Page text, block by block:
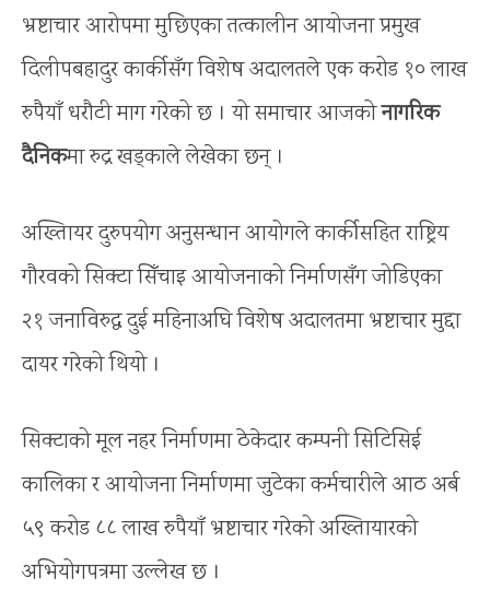
भ्रष्टाचार आरोपमा मुछिएका तत्कालीन आयोजना प्रमुख
दिलीपबहादुर कार्कीसँग विशेष अदालतले एक करोड १० लाख
रुपैयाँ धरौटी माग गरेको छ । यो समाचार आजकोनागरिक
दैनिकमा रुद्र खड्काले लेखेका छन् ।
अख्तिायर दुरुपयोग अनुसन्धान आयोगले कार्कीसहित राष्ट्रिय
गौरवको सिक्टा सिँचाइ आयोजनाको निर्माणसँग जोडिएका
२१ जनाविरुद्ध दुई महिनाअघि विशेष अदालतमा भ्रष्टाचार मुद्दा
दायर गरेको थियो ।
सिक्टाको मूल नहर निर्माणमा ठेकेदार कम्पनी सिटिसिई
कालिका र आयोजना निर्माणमा जुटेका कर्मचारीले आठ अर्ब
५९ करोड ८८ लाख रुपैयाँ भ्रष्टाचार गरेको अख्तिायारको
अभियोगपत्रमा उल्लेख छ ।